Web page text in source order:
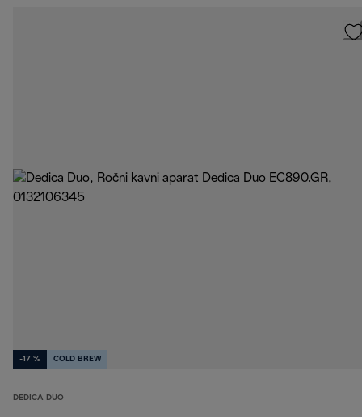
-17 % COLD BREW
DEDICA DUO